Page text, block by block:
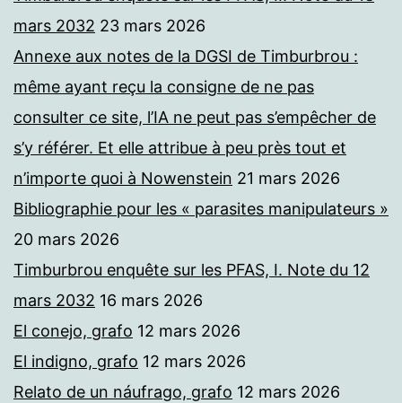
mars 2032 23 mars 2026
Annexe aux notes de la DGSI de Timburbrou :
même ayant reçu la consigne de ne pas
consulter ce site, l’IA ne peut pas s’empêcher de
s’y référer. Et elle attribue à peu près tout et
n’importe quoi à Nowenstein 21 mars 2026
Bibliographie pour les « parasites manipulateurs »
20 mars 2026
Timburbrou enquête sur les PFAS, I. Note du 12
mars 2032 16 mars 2026
El conejo, grafo 12 mars 2026
El indigno, grafo 12 mars 2026
Relato de un náufrago, grafo 12 mars 2026